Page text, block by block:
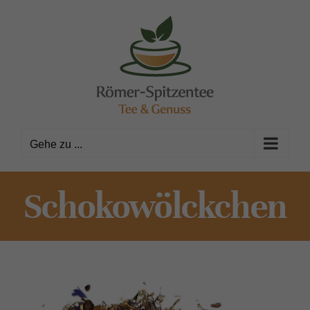
Gehe zu ...
Schokowölckchen